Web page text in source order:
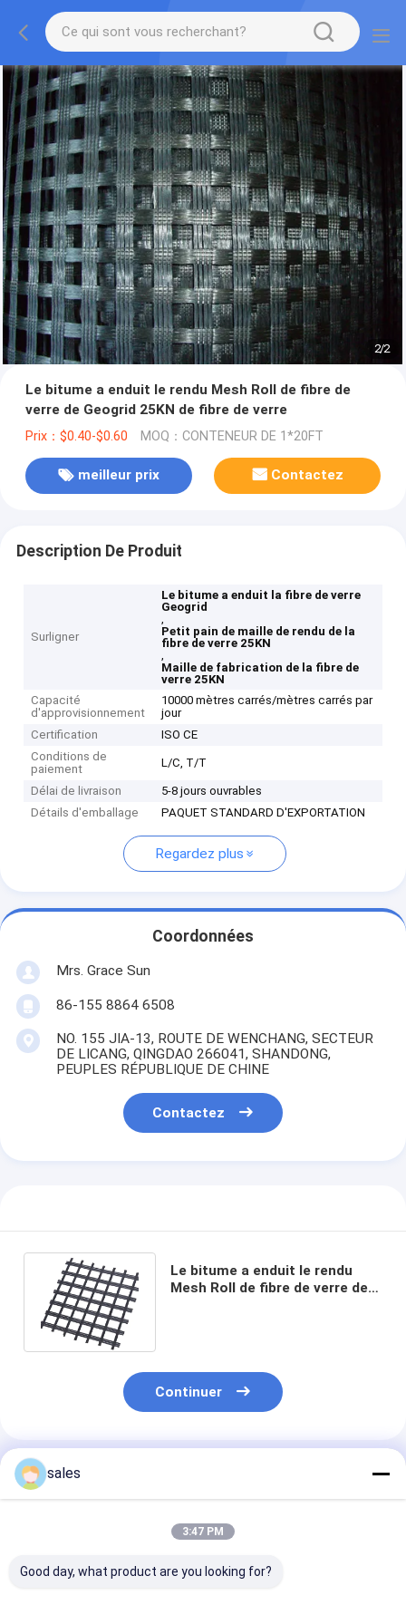
2/2
Le bitume a enduit le rendu Mesh Roll de fibre de
verre de Geogrid 25KN de fibre de verre
Prix：$0.40-$0.60 MOQ：CONTENEUR DE 1*20FT
meilleur prix Contactez
Description De Produit
Surligner
Le bitume a enduit la fibre de verre
Geogrid
,
Petit pain de maille de rendu de la
fibre de verre 25KN
,
Maille de fabrication de la fibre de
verre 25KN
Capacité
d'approvisionnement
10000 mètres carrés/mètres carrés par
jour
Certification
ISO CE
Conditions de
paiement
L/C, T/T
Délai de livraison
5-8 jours ouvrables
Détails d'emballage
PAQUET STANDARD D'EXPORTATION
Regardez plus
Coordonnées
Mrs. Grace Sun
86-155 8864 6508
NO. 155 JIA-13, ROUTE DE WENCHANG, SECTEUR
DE LICANG, QINGDAO 266041, SHANDONG,
PEUPLES RÉPUBLIQUE DE CHINE
Contactez
Le bitume a enduit le rendu
Mesh Roll de fibre de verre de
Continuer
Produits Recommandés
sales
3:47 PM
Good day, what product are you looking for?